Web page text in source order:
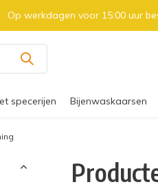
Op werkdagen voor 15:00 uur
specerijen Bijenwaskaarsen